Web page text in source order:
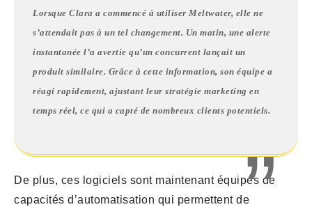
Lorsque Clara a commencé à utiliser Meltwater, elle ne
s’attendait pas à un tel changement. Un matin, une alerte
instantanée l’a avertie qu’un concurrent lançait un
produit similaire. Grâce à cette information, son équipe a
réagi rapidement, ajustant leur stratégie marketing en
temps réel, ce qui a capté de nombreux clients potentiels.
De plus, ces logiciels sont maintenant équipés de
capacités d’automatisation qui permettent de